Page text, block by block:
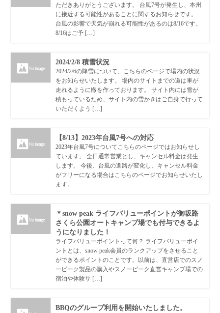
ただきありがとうございます。 台風7号が発生し、本州
に接近する可能性があることに関するお知らせです。
台風の影響で天気が崩れる可能性があるのは8/16です。
8/16はご予 […]
2024/2/8 積雪状況
2024/2/6の降雪について、こちらのページで場内の状況
をお知らせいたします。 場内のサイトまでの道は車が
走れるように轍を作っております。 サイト内には雪が
積もっているため、サイト内の雪かきはご自身で行って
いただくよう […]
【8/13】2023年台風7号への対応
2023年台風7号についてこちらのページではお知らせし
ています。 全日通常営業とし、キャンセル料金は発生
します。 今後、台風の進路が変化し、キャンセル料金
がフリーになる場合はこちらのページでお知らせいたし
ます。
＊snow peak ライフバリューポイントが御坂路
さくら公園オートキャンプ場でも付与できるよ
うになりました！
ライフバリューポイントって何？ ライフバリューポイ
ントとは、snow peak会員のランクアップをさせること
ができるポイントのことです。以前は、直営店でのスノ
ーピーク製品の購入やスノーピーク直営キャンプ場での
宿泊や体験サ […]
BBQのグループ利用を開始いたしました。